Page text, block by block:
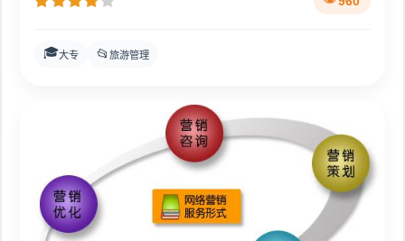
🎓大专 📂 旅游管理